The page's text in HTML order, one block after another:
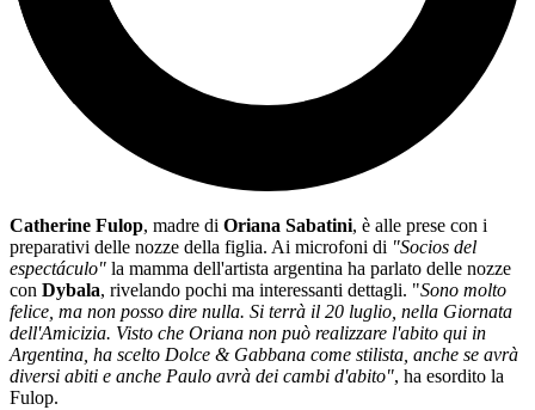
Catherine Fulop, madre di Oriana Sabatini, è alle prese con i
preparativi delle nozze della figlia. Ai microfoni di "Socios del
espectáculo" la mamma dell'artista argentina ha parlato delle nozze
con Dybala, rivelando pochi ma interessanti dettagli. "Sono molto
felice, ma non posso dire nulla. Si terrà il 20 luglio, nella Giornata
dell'Amicizia. Visto che Oriana non può realizzare l'abito qui in
Argentina, ha scelto Dolce & Gabbana come stilista, anche se avrà
diversi abiti e anche Paulo avrà dei cambi d'abito", ha esordito la
Fulop.